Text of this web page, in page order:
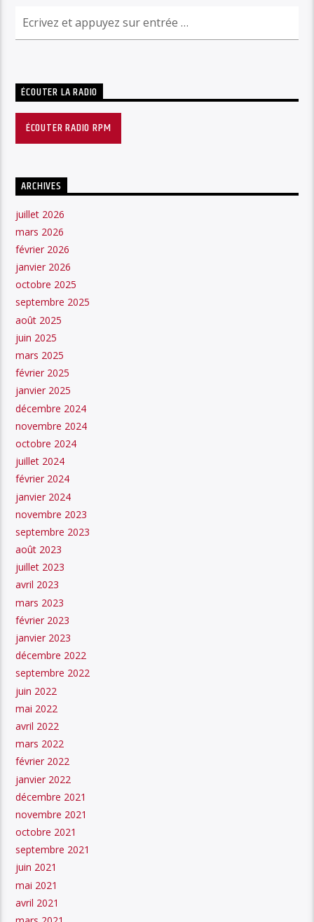
ÉCOUTER LA RADIO
ÉCOUTER RADIO RPM
ARCHIVES
juillet 2026
mars 2026
février 2026
janvier 2026
octobre 2025
septembre 2025
août 2025
juin 2025
mars 2025
février 2025
janvier 2025
décembre 2024
novembre 2024
octobre 2024
juillet 2024
février 2024
janvier 2024
novembre 2023
septembre 2023
août 2023
juillet 2023
avril 2023
mars 2023
février 2023
janvier 2023
décembre 2022
septembre 2022
juin 2022
mai 2022
avril 2022
mars 2022
février 2022
janvier 2022
décembre 2021
novembre 2021
octobre 2021
septembre 2021
juin 2021
mai 2021
avril 2021